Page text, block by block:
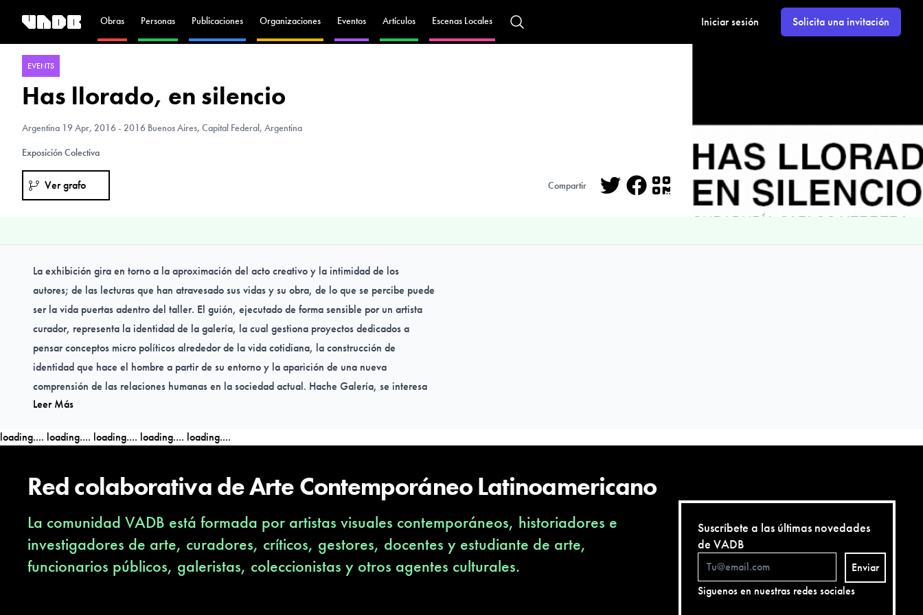
Obras Personas Publicaciones Organizaciones Eventos Artículos Escenas Locales Iniciar sesión Solicita una invitación
EVENTS
Has llorado, en silencio
Argentina 19 Apr, 2016 - 2016 Buenos Aires, Capital Federal, Argentina
Exposición Colectiva
Ver grafo Compartir
Facebook
La exhibición gira en torno a la aproximación del acto creativo y la intimidad de los
autores; de las lecturas que han atravesado sus vidas y su obra, de lo que se percibe puede
ser la vida puertas adentro del taller. El guión, ejecutado de forma sensible por un artista
curador, representa la identidad de la galería, la cual gestiona proyectos dedicados a
pensar conceptos micro políticos alrededor de la vida cotidiana, la construcción de
identidad que hace el hombre a partir de su entorno y la aparición de una nueva
comprensión de las relaciones humanas en la sociedad actual. Hache Galería, se interesa
por el trabajo de artistas que revisan la historia y cuya obra aborda las transformaciones
Leer Más
loading.... loading.... loading.... loading.... loading....
Red colaborativa de Arte Contemporáneo Latinoamericano
La comunidad VADB está formada por artistas visuales contemporáneos, historiadores e
investigadores de arte, curadores, críticos, gestores, docentes y estudiante de arte,
funcionarios públicos, galeristas, coleccionistas y otros agentes culturales.
Suscríbete a las últimas novedades
de VADB
Enviar
Siguenos en nuestras redes sociales